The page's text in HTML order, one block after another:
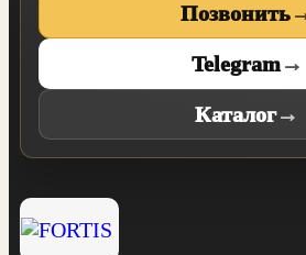
Позвонить
Telegram→
Каталог→